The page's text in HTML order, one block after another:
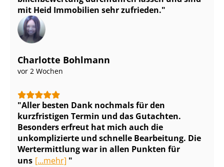
mit Heid Immobilien sehr zufrieden.
Charlotte Bohlmann
vor 2 Wochen
Aller besten Dank nochmals für den
kurzfristigen Termin und das Gutachten.
Besonders erfreut hat mich auch die
unkomplizierte und schnelle Bearbeitung. Die
Wertermittlung war in allen Punkten für
uns [...mehr]